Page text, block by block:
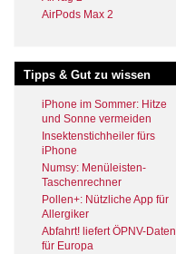
AirPods Max 2
Tipps & Gut zu wissen
iPhone im Sommer: Hitze
und Sonne vermeiden
Insektenstichheiler fürs
iPhone
Numsy: Menüleisten-
Taschenrechner
Pollen+: Nützliche App für
Allergiker
Abfahrt! liefert ÖPNV-Daten
für Europa